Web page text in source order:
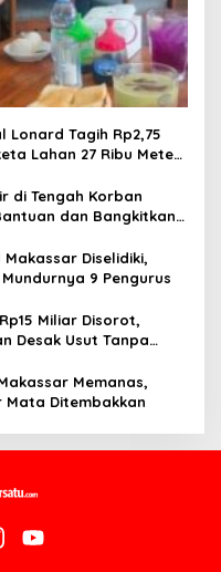
Lonard Tagih Rp2,75
Lahan 27 Ribu Meter
di Tengah Korban
dan Bangkitkan
Makassar Diselidiki,
9 Pengurus
Miliar Disorot,
Desak Usut Tanpa
Memanas,
Mata Ditembakkan